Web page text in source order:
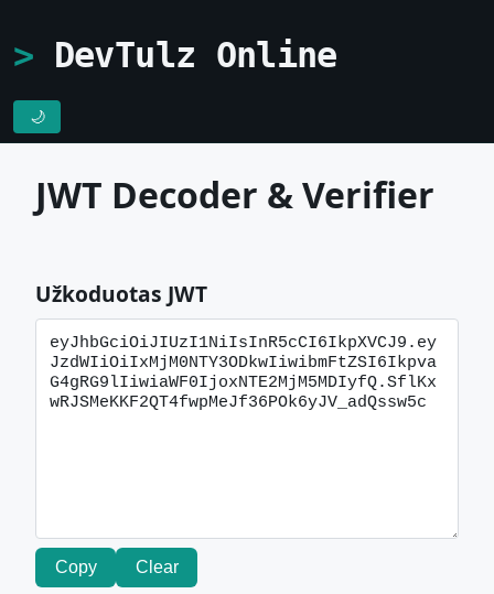
DevTulz Online
🌙
JWT Decoder & Verifier
Užkoduotas JWT
Copy Clear